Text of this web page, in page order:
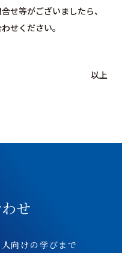
せ等がございましたら、
せください。
以上
せ
向けの学びまで